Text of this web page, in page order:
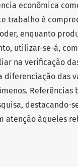
econômica
trabalho é
enquanto
utilizar-se-á,
na verificação
diferenciação das
destacando-
atenção àqueles